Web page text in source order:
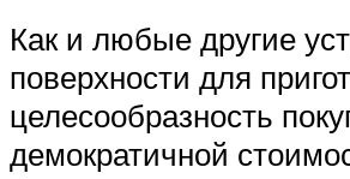
Как и любые другие
поверхности для
целесообразность
демократичной